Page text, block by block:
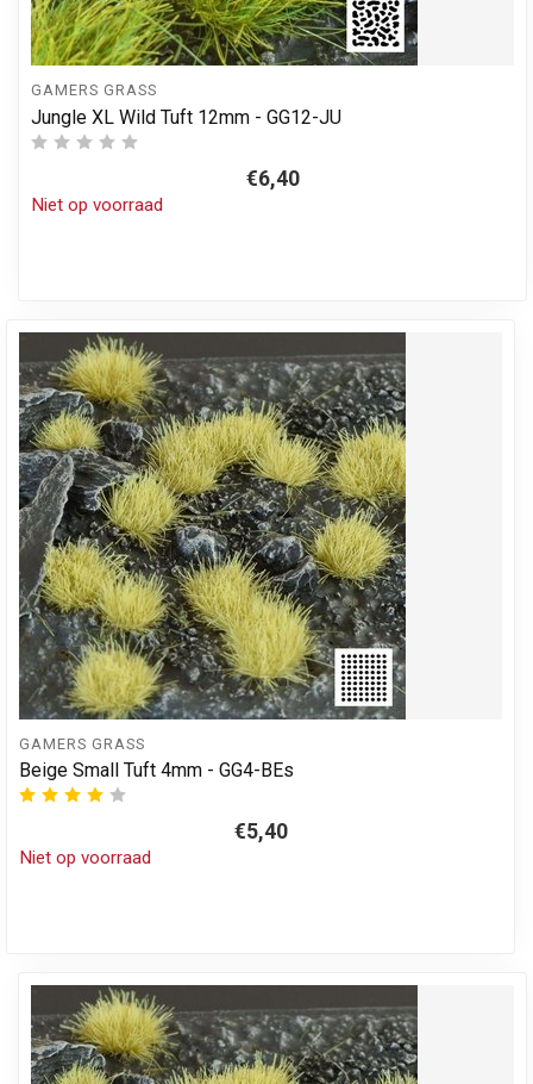
GAMERS GRASS
Jungle XL Wild Tuft 12mm - GG12-JU
€6,40
Niet op voorraad
GAMERS GRASS
Beige Small Tuft 4mm - GG4-BEs
€5,40
Niet op voorraad